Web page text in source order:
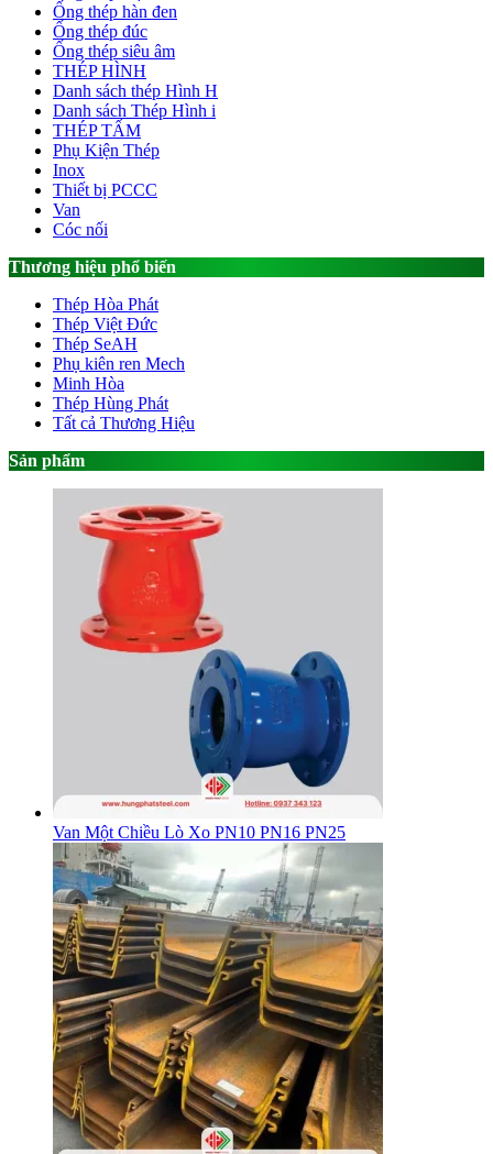
Ống thép hàn đen
Ống thép đúc
Ống thép siêu âm
THÉP HÌNH
Danh sách thép Hình H
Danh sách Thép Hình i
THÉP TẤM
Phụ Kiện Thép
Inox
Thiết bị PCCC
Van
Cóc nối
Thương hiệu phổ biến
Thép Hòa Phát
Thép Việt Đức
Thép SeAH
Phụ kiên ren Mech
Minh Hòa
Thép Hùng Phát
Tất cả Thương Hiệu
Sản phẩm
Van Một Chiều Lò Xo PN10 PN16 PN25